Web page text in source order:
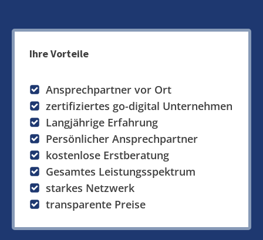
Ihre Vorteile
Ansprechpartner vor Ort
zertifiziertes go-digital Unternehmen
Langjährige Erfahrung
Persönlicher Ansprechpartner
kostenlose Erstberatung
Gesamtes Leistungsspektrum
starkes Netzwerk
transparente Preise